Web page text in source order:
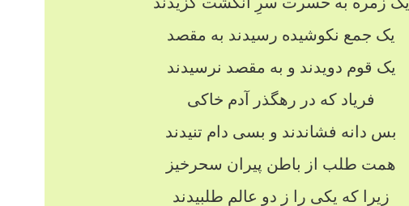
یک جمع نکوشیده رسیدند به مقصد
یک قوم دویدند و به مقصد نرسیدند
فریاد که در رهگذر آدم خاکی
بس دانه فشاندند و بسی دام تنیدند
همت طلب از باطن پیران سحرخیز
زیرا که یکی را ز دو عالم طلبیدند